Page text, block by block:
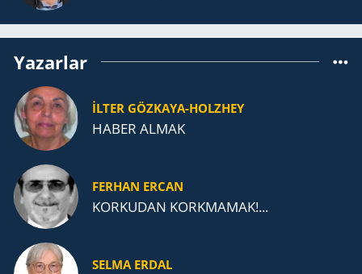
Yazarlar
İLTER GÖZKAYA-HOLZHEY
HABER ALMAK
FERHAN ERCAN
KORKUDAN KORKMAMAK!...
SELMA ERDAL